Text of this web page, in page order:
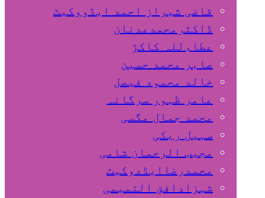
قاضی شیراز احمد ایڈووکیٹ
ڈاکٹرمحمدعدنان
عطاءللہ کاکڑ
صابر محمد حسین
خالد محمود فیصل
عامر ظہور سرگانہ
محمد جمال مگسی
سہیل ريكی
مجیب الرحمان شامی
محمدرضاایڈدوکیٹ
شہزادافق التمیمی